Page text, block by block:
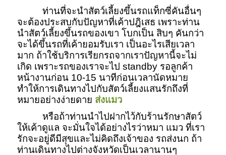
ท่านที่จะนำสัตว์เลี้ยงขึ้นรถแท็กซี่คันอื่นๆ
จะต้องประสบกับปัญหาที่เค้าปฎิเสธ เพราะท่าน
นำสัตว์เลี้ยงขึ้นรถของเขา โบกเป็น สิบๆ คันกว่า
จะได้ขึ้นรถที่เค้ายอมรับเรา เป็นอะไรเสียเวลา
มาก ถ้าใช้บริการเรียกรถจากเราปัญหานี้จะไม่
เกิด เพราะรถของเราจะไป standby รอลูกค้า
หน้างานก่อน 10-15 นาทีก่อนเวลานัดหมาย
ทำให้การเดินทางไปกับสัตว์เลี้ยงแสนรักถึงที่
หมายอย่างง่ายดาย ส่งแมว
หรือถ้าท่านนำไปฝากไว้กับร้านรักษาสัตว์
ให้เค้าดูแล จะมั่นใจได้อย่างไรว่าหมา แมว ที่เรา
รักจะอยู่ดีมีสุขและไม่คิดถึงเจ้าของ รถส่งนก ถ้า
ท่านเดินทางไปต่างจังหวัดเป็นเวลานานๆ